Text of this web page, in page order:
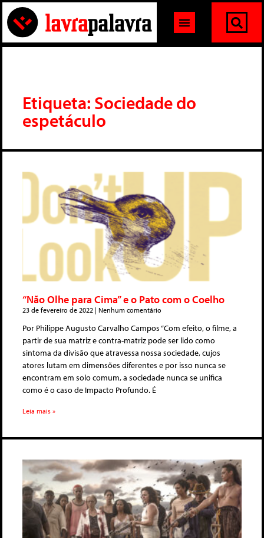
Etiqueta: Sociedade do
espetáculo
“Não Olhe para Cima” e o Pato com o Coelho
23 de fevereiro de 2022 Nenhum comentário
Por Philippe Augusto Carvalho Campos “Com efeito, o filme, a
partir de sua matriz e contra-matriz pode ser lido como
sintoma da divisão que atravessa nossa sociedade, cujos
atores lutam em dimensões diferentes e por isso nunca se
encontram em solo comum, a sociedade nunca se unifica
como é o caso de Impacto Profundo. É
Leia mais »